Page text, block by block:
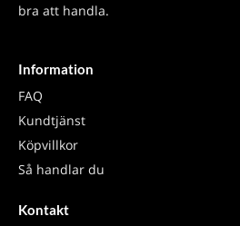
bra att handla.
Information
FAQ
Kundtjänst
Köpvillkor
Så handlar du
Kontakt